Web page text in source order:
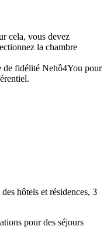
cela, vous devez
la chambre
de fidélité Nehô4You pour
hôtels et résidences, 3
pour des séjours